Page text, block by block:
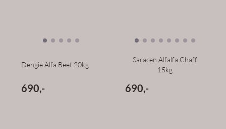
Dengie Alfa Beet 20kg
690,-
Saracen Alfalfa Chaff
15kg
690,-